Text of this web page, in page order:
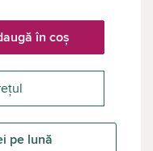
în coș
pe lună